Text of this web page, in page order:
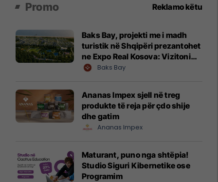
Promo Reklamo këtu
Baks Bay, projekti me i madh
turistik në Shqipëri prezantohet
ne Expo Real Kosova: Vizitoni
shtandin dhe zbuloni
Baks Bay
Ananas Impex sjell në treg
produkte të reja për çdo shije
dhe gatim
Ananas Impex
Maturant, puno nga shtëpia!
Studio Siguri Kibernetike ose
Programim